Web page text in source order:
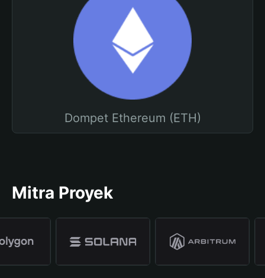
Dompet Ethereum (ETH)
Mitra Proyek